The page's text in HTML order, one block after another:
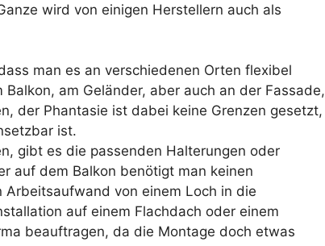
wird von einigen Herstellern auch als
man es an verschiedenen Orten flexibel
am Geländer, aber auch an der Fassade,
der Phantasie ist dabei keine Grenzen gesetzt,
ist.
gibt es die passenden Halterungen oder
auf dem Balkon benötigt man keinen
von einem Loch in die
auf einem Flachdach oder einem
beauftragen, da die Montage doch etwas